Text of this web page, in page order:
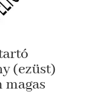
(ezüst)
magas